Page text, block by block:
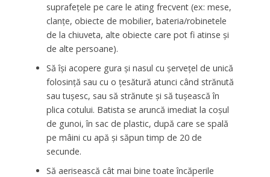
suprafeţele pe care le ating frecvent (ex: mese,
clanţe, obiecte de mobilier, bateria/robinetele
de la chiuveta, alte obiecte care pot fi atinse şi
de alte persoane).
Să îşi acopere gura şi nasul cu şerveţel de unică
folosinţă sau cu o ţesătură atunci când strănută
sau tuşesc, sau să strănute şi să tuşească în
plica cotului. Batista se aruncă imediat la coşul
de gunoi, în sac de plastic, după care se spală
pe mâini cu apă şi săpun timp de 20 de
secunde.
Să aerisească cât mai bine toate încăperile